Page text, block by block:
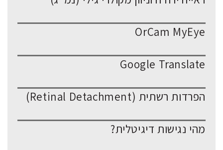
OrCam MyEye
Google Translate
הפרדות רשתית (Retinal Detachment)
מהי נגישות דיגיטלית?